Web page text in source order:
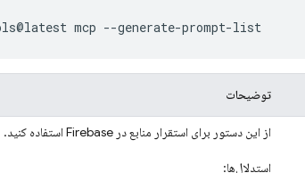
توضیحات
از این دستور برای استقرار منابع در Firebase استفاده کنید.
استدلال‌ها: